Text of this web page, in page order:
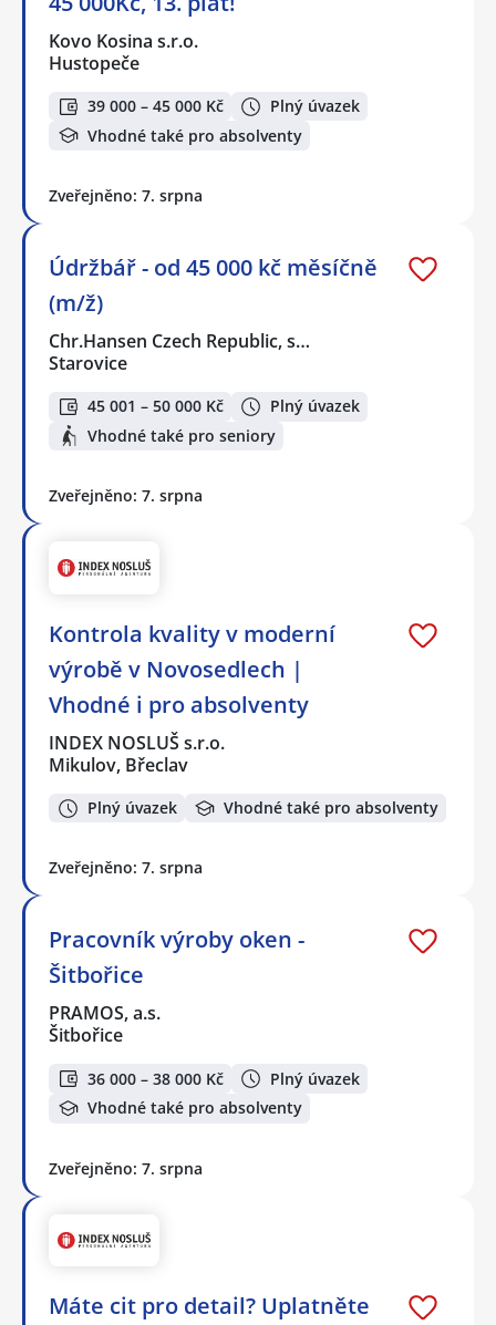
Kovo Kosina s.r.o.
Hustopeče
39 000 – 45 000 Kč
Plný úvazek
Vhodné také pro absolventy
Zveřejněno: 7. srpna
Údržbář - od 45 000 kč měsíčně
(m/ž)
Chr.Hansen Czech Republic, s…
Starovice
45 001 – 50 000 Kč
Plný úvazek
Vhodné také pro seniory
Zveřejněno: 7. srpna
Kontrola kvality v moderní
výrobě v Novosedlech |
Vhodné i pro absolventy
INDEX NOSLUŠ s.r.o.
Mikulov, Břeclav
Plný úvazek Vhodné také pro absolventy
Zveřejněno: 7. srpna
Pracovník výroby oken -
Šitbořice
PRAMOS, a.s.
Šitbořice
36 000 – 38 000 Kč
Plný úvazek
Vhodné také pro absolventy
Zveřejněno: 7. srpna
Máte cit pro detail? Uplatněte